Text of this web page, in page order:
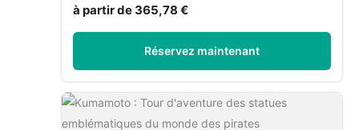
à partir de 365,78 €
Réservez maintenant